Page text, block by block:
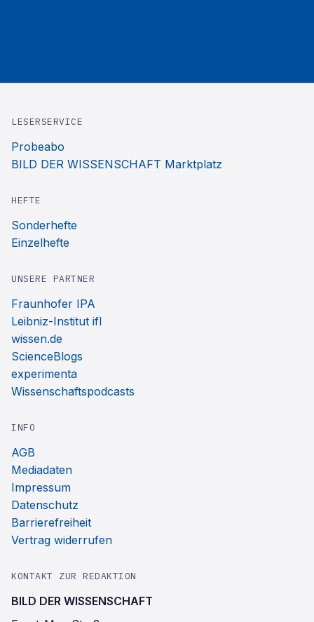
LESERSERVICE
Probeabo
BILD DER WISSENSCHAFT Marktplatz
HEFTE
Sonderhefte
Einzelhefte
UNSERE PARTNER
Fraunhofer IPA
Leibniz-Institut ifl
wissen.de
ScienceBlogs
experimenta
Wissenschaftspodcasts
INFO
AGB
Mediadaten
Impressum
Datenschutz
Barrierefreiheit
Vertrag widerrufen
KONTAKT ZUR REDAKTION
BILD DER WISSENSCHAFT